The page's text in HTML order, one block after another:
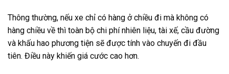
Thông thường, nếu xe chỉ có hàng ở chiều đi mà không có
hàng chiều về thì toàn bộ chi phí nhiên liệu, tài xế, cầu đường
và khấu hao phương tiện sẽ được tính vào chuyến đi đầu
tiên. Điều này khiến giá cước cao hơn.